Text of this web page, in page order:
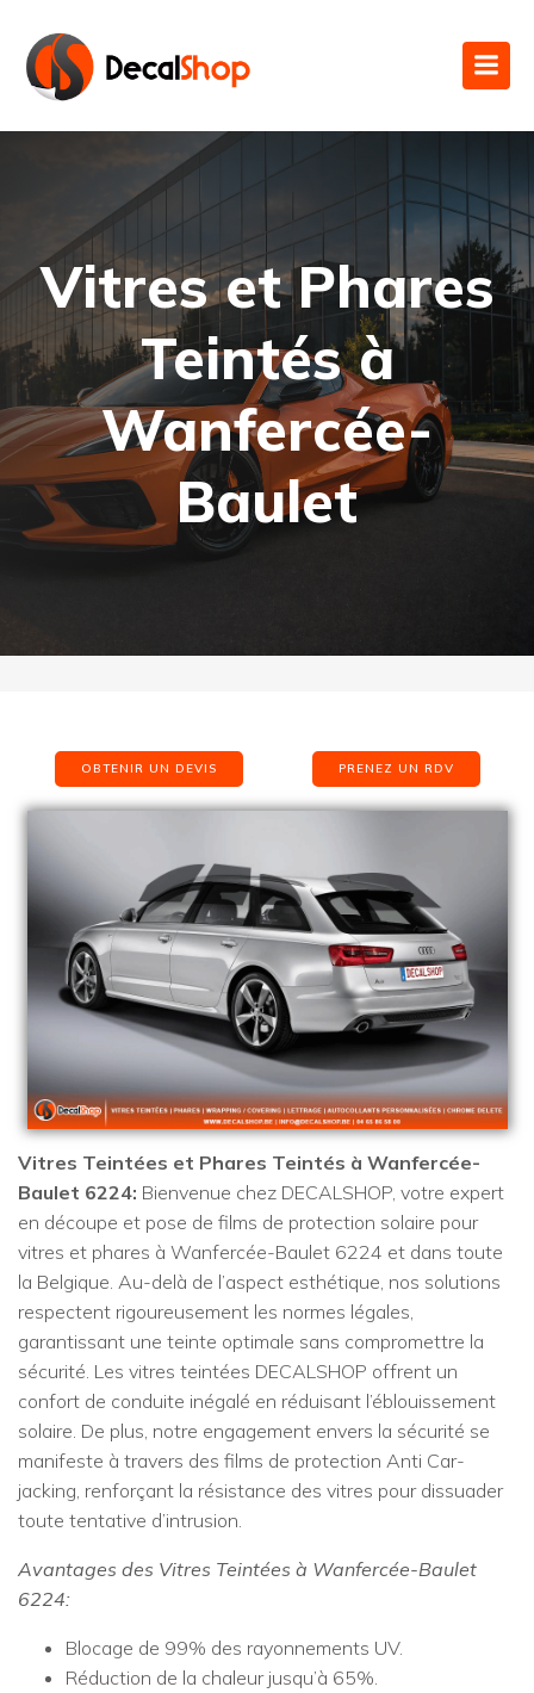
Vitres et Phares
Teintés à
Wanfercée-
Baulet
OBTENIR UN DEVIS PRENEZ UN RDV
Vitres Teintées et Phares Teintés à Wanfercée-
Baulet 6224: Bienvenue chez DECALSHOP, votre expert
en découpe et pose de films de protection solaire pour
vitres et phares à Wanfercée-Baulet 6224 et dans toute
la Belgique. Au-delà de l’aspect esthétique, nos solutions
respectent rigoureusement les normes légales,
garantissant une teinte optimale sans compromettre la
sécurité. Les vitres teintées DECALSHOP offrent un
confort de conduite inégalé en réduisant l’éblouissement
solaire. De plus, notre engagement envers la sécurité se
manifeste à travers des films de protection Anti Car-
jacking, renforçant la résistance des vitres pour dissuader
toute tentative d’intrusion.
Avantages des Vitres Teintées à Wanfercée-Baulet
6224:
Blocage de 99% des rayonnements UV.
Réduction de la chaleur jusqu’à 65%.